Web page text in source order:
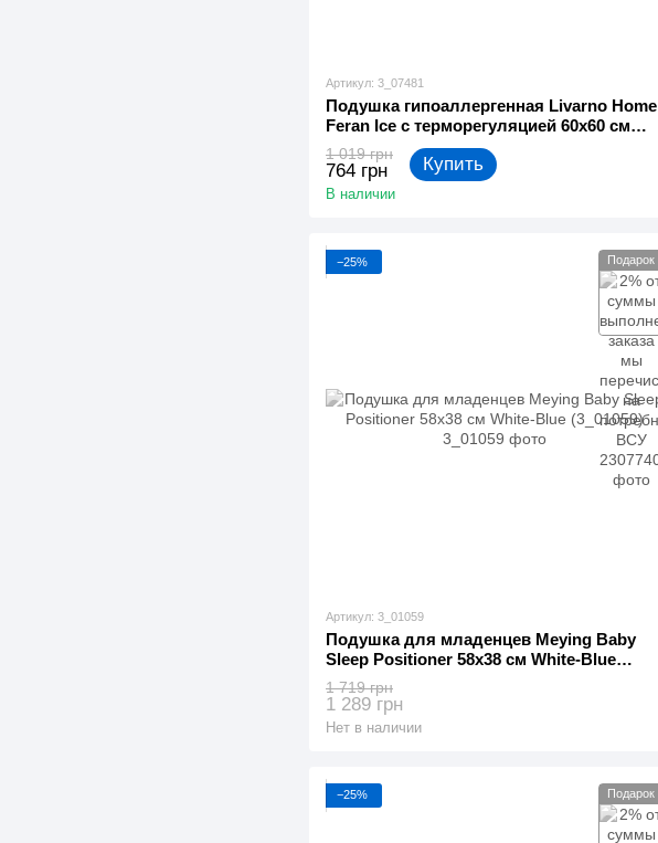
Артикул: 3_07481
Подушка гипоаллергенная Livarno Home
Feran Ice с терморегуляцией 60x60 см
White (3_07481) *
1 019 грн
764 грн Купить
В наличии
Подарок
−25%
Артикул: 3_01059
Подушка для младенцев Meying Baby
Sleep Positioner 58х38 см White-Blue
(3_01059)
1 719 грн
1 289 грн
Нет в наличии
Подарок
−25%